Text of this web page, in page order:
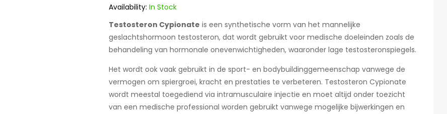
klant
Availability: In Stock
Testosteron Cypionate is een synthetische vorm van het mannelijke
geslachtshormoon testosteron, dat wordt gebruikt voor medische doeleinden zoals de
behandeling van hormonale onevenwichtigheden, waaronder lage testosteronspiegels.
Het wordt ook vaak gebruikt in de sport- en bodybuildinggemeenschap vanwege de
vermogen om spiergroei, kracht en prestaties te verbeteren. Testosteron Cypionate
wordt meestal toegediend via intramusculaire injectie en moet altijd onder toezicht
van een medische professional worden gebruikt vanwege mogelijke bijwerkingen en